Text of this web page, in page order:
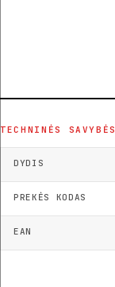
TECHNINĖS SAVYBĖS
DYDIS
PREKĖS KODAS
EAN